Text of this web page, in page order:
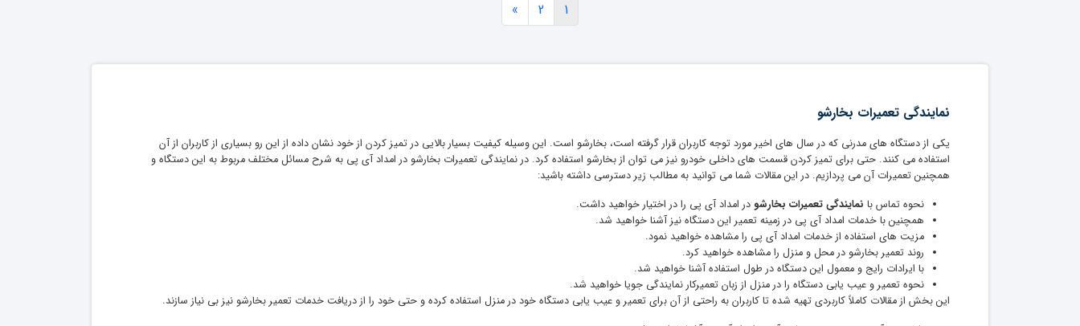
1
2
»
نمایندگی تعمیرات بخارشو
یکی از دستگاه های مدرنی که در سال های اخیر مورد توجه کاربران قرار گرفته است، بخارشو است. این وسیله کیفیت بسیار بالایی در تمیز کردن از خود نشان داده از این رو بسیاری از کاربران از آن
استفاده می کنند. حتی برای تمیز کردن قسمت های داخلی خودرو نیز می توان از بخارشو استفاده کرد. در نمایندگی تعمیرات بخارشو در امداد آی پی به شرح مسائل مختلف مربوط به این دستگاه و
همچنین تعمیرات آن می پردازیم. در این مقالات شما می توانید به مطالب زیر دسترسی داشته باشید:
نحوه تماس با نمایندگی تعمیرات بخارشو در امداد آی پی را در اختیار خواهید داشت.
همچنین با خدمات امداد آی پی در زمینه تعمیر این دستگاه نیز آشنا خواهید شد.
مزیت های استفاده از خدمات امداد آی پی را مشاهده خواهید نمود.
روند تعمیر بخارشو در محل و منزل را مشاهده خواهید کرد.
با ایرادات رایج و معمول این دستگاه در طول استفاده آشنا خواهید شد.
نحوه تعمیر و عیب یابی دستگاه را در منزل از زبان تعمیرکار نمایندگی جویا خواهید شد.
این بخش از مقالات کاملاً کاربردی تهیه شده تا کاربران به راحتی از آن برای تعمیر و عیب یابی دستگاه خود در منزل استفاده کرده و حتی خود را از دریافت خدمات تعمیر بخارشو نیز بی نیاز سازند.